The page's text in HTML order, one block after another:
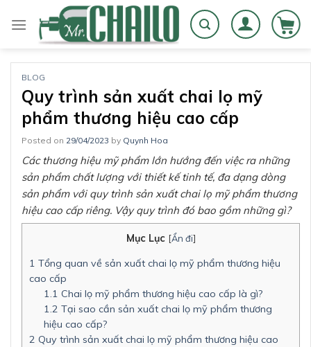
BLOG
Quy trình sản xuất chai lọ mỹ
phẩm thương hiệu cao cấp
Posted on 29/04/2023 by Quynh Hoa
Các thương hiệu mỹ phẩm lớn hướng đến việc ra những
sản phẩm chất lượng với thiết kế tinh tế, đa dạng dòng
sản phẩm với quy trình sản xuất chai lọ mỹ phẩm thương
hiệu cao cấp riêng. Vậy quy trình đó bao gồm những gì?
Mục Lục [Ẩn đi]
1 Tổng quan về sản xuất chai lọ mỹ phẩm thương hiệu
cao cấp
1.1 Chai lọ mỹ phẩm thương hiệu cao cấp là gì?
1.2 Tại sao cần sản xuất chai lọ mỹ phẩm thương
hiệu cao cấp?
2 Quy trình sản xuất chai lọ mỹ phẩm thương hiệu cao